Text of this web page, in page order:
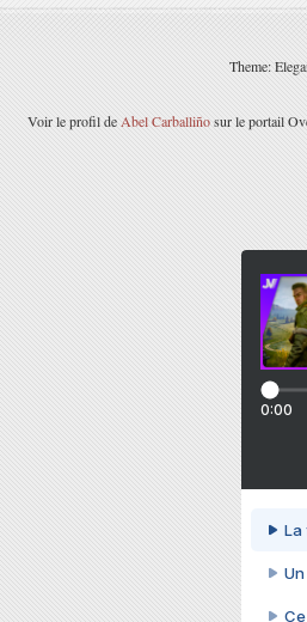
Theme:
Voir le profil de Abel Carballiñosur le portail
0:00
La